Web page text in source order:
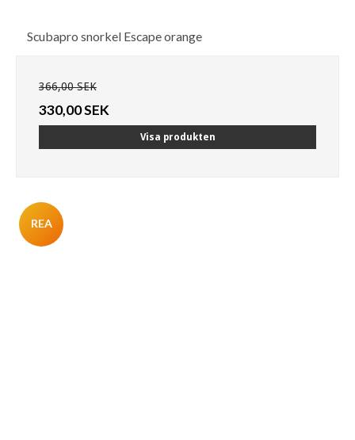
Scubapro snorkel Escape orange
366,00 SEK
330,00 SEK
Visa produkten
REA